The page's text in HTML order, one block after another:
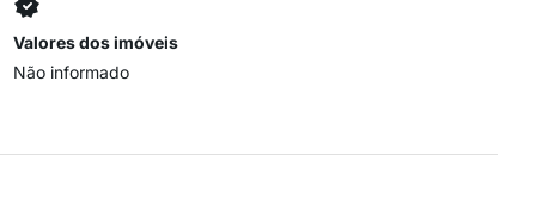
Valores dos imóveis
Não informado